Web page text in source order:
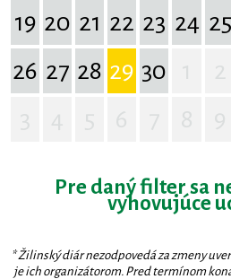
19 20 21 22 23 24 25
26 27 28 29 30
Pre daný filter sa
vyhovujúce
* Žilinský diár nezodpovedá za zmeny
je ich organizátorom. Pred termínom